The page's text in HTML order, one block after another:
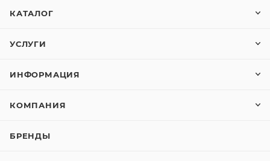
КАТАЛОГ
УСЛУГИ
ИНФОРМАЦИЯ
КОМПАНИЯ
БРЕНДЫ